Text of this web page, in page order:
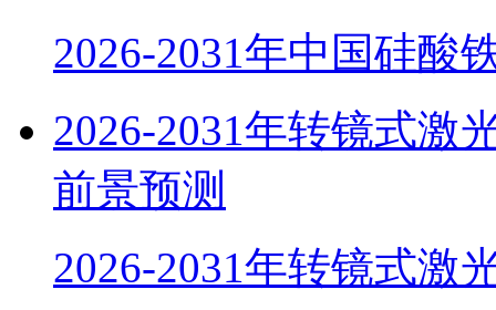
2026-2031年中国硅酸
2026-2031年转镜式激
前景预测
2026-2031年转镜式激